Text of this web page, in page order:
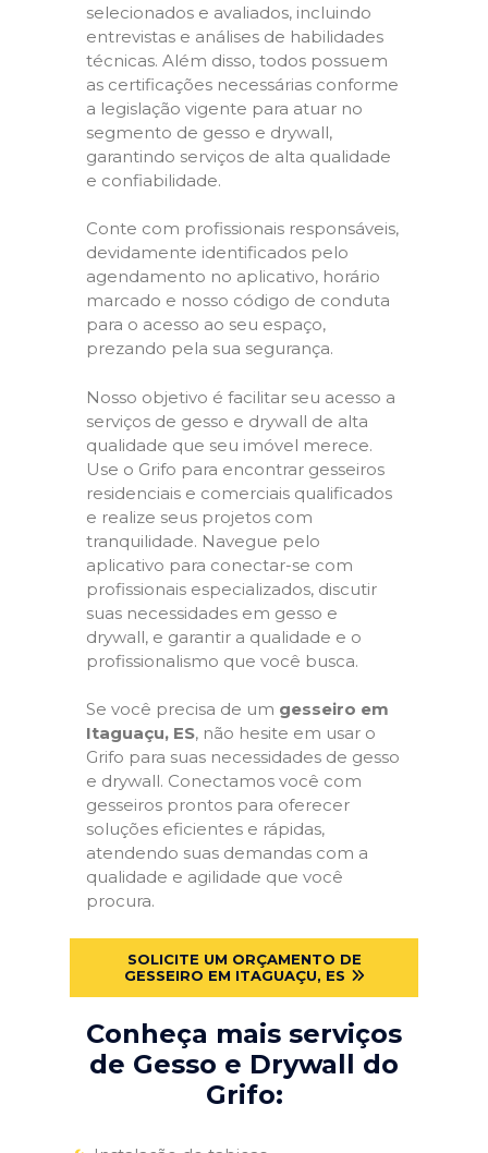
selecionados e avaliados, incluindo
entrevistas e análises de habilidades
técnicas. Além disso, todos possuem
as certificações necessárias conforme
a legislação vigente para atuar no
segmento de gesso e drywall,
garantindo serviços de alta qualidade
e confiabilidade.
Conte com profissionais responsáveis,
devidamente identificados pelo
agendamento no aplicativo, horário
marcado e nosso código de conduta
para o acesso ao seu espaço,
prezando pela sua segurança.
Nosso objetivo é facilitar seu acesso a
serviços de gesso e drywall de alta
qualidade que seu imóvel merece.
Use o Grifo para encontrar gesseiros
residenciais e comerciais qualificados
e realize seus projetos com
tranquilidade. Navegue pelo
aplicativo para conectar-se com
profissionais especializados, discutir
suas necessidades em gesso e
drywall, e garantir a qualidade e o
profissionalismo que você busca.
Se você precisa de um gesseiro em
Itaguaçu, ES, não hesite em usar o
Grifo para suas necessidades de gesso
e drywall. Conectamos você com
gesseiros prontos para oferecer
soluções eficientes e rápidas,
atendendo suas demandas com a
qualidade e agilidade que você
procura.
SOLICITE UM ORÇAMENTO DE
GESSEIRO EM ITAGUAÇU, ES
Conheça mais serviços
de Gesso e Drywall do
Grifo: